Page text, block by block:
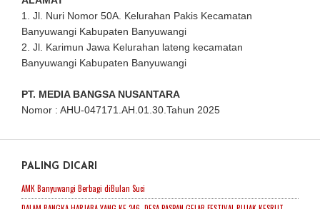
1. Jl. Nuri Nomor 50A. Kelurahan Pakis Kecamatan
Banyuwangi Kabupaten Banyuwangi
2. Jl. Karimun Jawa Kelurahan lateng kecamatan
Banyuwangi Kabupaten Banyuwangi
PT. MEDIA BANGSA NUSANTARA
Nomor : AHU-047171.AH.01.30.Tahun 2025
PALING DICARI
AMK Banyuwangi Berbagi diBulan Suci